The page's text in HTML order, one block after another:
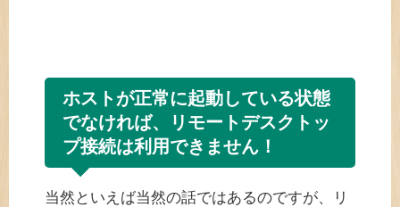
ホストが正常に起動している状態
でなければ、リモートデスクトッ
プ接続は利用できません！
当然といえば当然の話ではあるのですが、リ